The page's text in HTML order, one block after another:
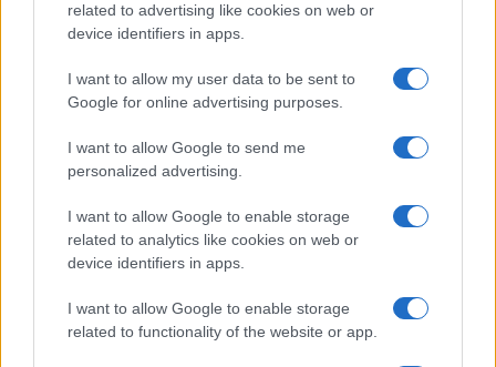
related to advertising like cookies on web or
device identifiers in apps.
I want to allow my user data to be sent to
Google for online advertising purposes.
I want to allow Google to send me
personalized advertising.
I want to allow Google to enable storage
related to analytics like cookies on web or
device identifiers in apps.
I want to allow Google to enable storage
related to functionality of the website or app.